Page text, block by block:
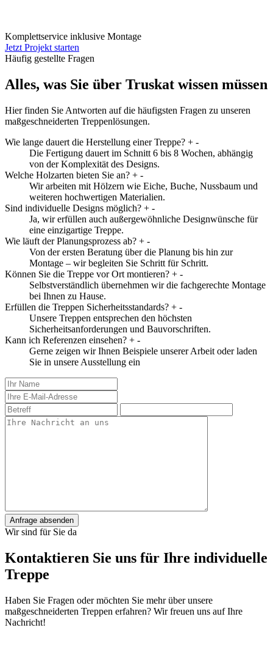
Komplettservice inklusive Montage
Jetzt Projekt starten
Häufig gestellte Fragen
Alles, was Sie über Truskat wissen müssen
Hier finden Sie Antworten auf die häufigsten Fragen zu unseren
maßgeschneiderten Treppenlösungen.
Wie lange dauert die Herstellung einer Treppe? + -
Die Fertigung dauert im Schnitt 6 bis 8 Wochen, abhängig
von der Komplexität des Designs.
Welche Holzarten bieten Sie an? + -
Wir arbeiten mit Hölzern wie Eiche, Buche, Nussbaum und
weiteren hochwertigen Materialien.
Sind individuelle Designs möglich? + -
Ja, wir erfüllen auch außergewöhnliche Designwünsche für
eine einzigartige Treppe.
Wie läuft der Planungsprozess ab? + -
Von der ersten Beratung über die Planung bis hin zur
Montage – wir begleiten Sie Schritt für Schritt.
Können Sie die Treppe vor Ort montieren? + -
Selbstverständlich übernehmen wir die fachgerechte Montage
bei Ihnen zu Hause.
Erfüllen die Treppen Sicherheitsstandards? + -
Unsere Treppen entsprechen den höchsten
Sicherheitsanforderungen und Bauvorschriften.
Kann ich Referenzen einsehen? + -
Gerne zeigen wir Ihnen Beispiele unserer Arbeit oder laden
Sie in unsere Ausstellung ein
Anfrage absenden
Wir sind für Sie da
Kontaktieren Sie uns für Ihre individuelle
Treppe
Haben Sie Fragen oder möchten Sie mehr über unsere
maßgeschneiderten Treppen erfahren? Wir freuen uns auf Ihre
Nachricht!